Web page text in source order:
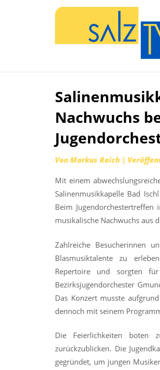
Zum
springen
Nachwuchs
Von Markus Raich |
Mit einem
Salinenmusikkapelle Bad
Beim
musikalische Nachwuchs aus
Zahlreiche Besucherinnen
Blasmusiktalente zu
Repertoire und sorgten
Bezirksjugendorchester
Das Konzert musste
dennoch mit seinem
Die Feierlichkeiten boten
zurückzublicken. Die
gegründet, um jungen